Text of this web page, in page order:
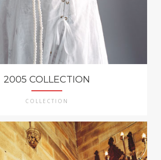
2005 COLLECTION
COLLECTION